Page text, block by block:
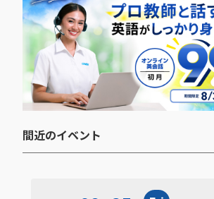
間近のイベント​